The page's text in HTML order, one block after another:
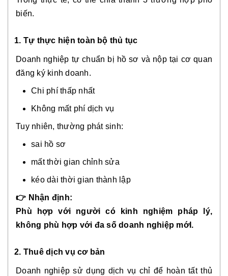
biến.
1. Tự thực hiện toàn bộ thủ tục
Doanh nghiệp tự chuẩn bị hồ sơ và nộp tại cơ quan
đăng ký kinh doanh.
Chi phí thấp nhất
Không mất phí dịch vụ
Tuy nhiên, thường phát sinh:
sai hồ sơ
mất thời gian chỉnh sửa
kéo dài thời gian thành lập
👉 Nhận định:
Phù hợp với người có kinh nghiệm pháp lý,
không phù hợp với đa số doanh nghiệp mớI.
2. Thuê dịch vụ cơ bản
Doanh nghiệp sử dụng dịch vụ chỉ để hoàn tất thủ